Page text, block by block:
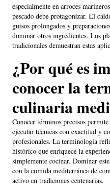
especialmente en arroces
pescado debe protagonizar. El
guisos prolongados y
dominar otros ingredientes. Los
tradicionales demuestran estas
¿Por qué es
conocer la
culinaria
Conocer términos precisos
ejecutar técnicas con exactitud y
profesionales. La terminología
histórico que enriquece la
simplemente cocinar. Dominar
con la comida mediterránea de
activo en tradiciones centenarias.